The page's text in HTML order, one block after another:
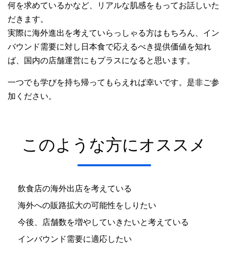
何を求めているかなど、リアルな肌感をもってお話しいた
だきます。
実際に海外進出を考えていらっしゃる方はもちろん、イン
バウンド需要に対し日本食で応えるべき提供価値を知れ
ば、国内の店舗運営にもプラスになると思います。
一つでも学びを持ち帰ってもらえれば幸いです。是非ご参
加ください。
このような方にオススメ
飲食店の海外出店を考えている
海外への販路拡大の可能性をしりたい
今後、店舗数を増やしていきたいと考えている
インバウンド需要に適応したい